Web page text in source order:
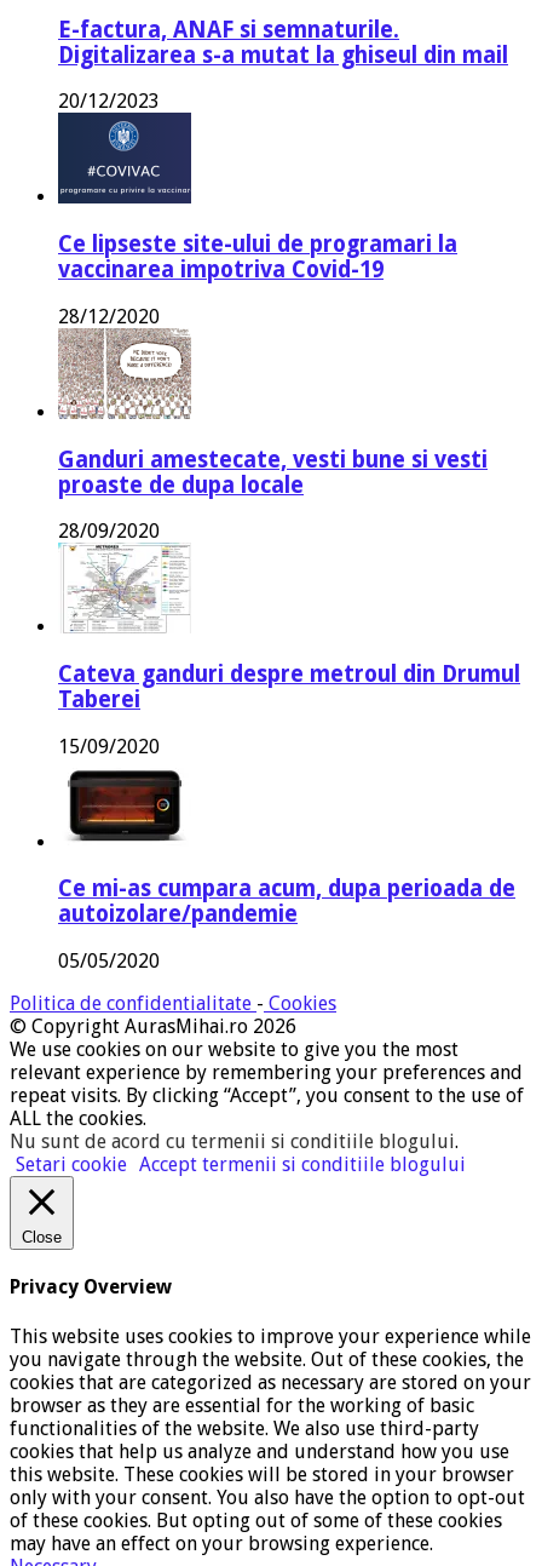
E-factura, ANAF si semnaturile.
Digitalizarea s-a mutat la ghiseul din mail
20/12/2023
Ce lipseste site-ului de programari la
vaccinarea impotriva Covid-19
28/12/2020
Ganduri amestecate, vesti bune si vesti
proaste de dupa locale
28/09/2020
Cateva ganduri despre metroul din Drumul
Taberei
15/09/2020
Ce mi-as cumpara acum, dupa perioada de
autoizolare/pandemie
05/05/2020
Politica de confidentialitate - Cookies
© Copyright AurasMihai.ro 2026
We use cookies on our website to give you the most
relevant experience by remembering your preferences and
repeat visits. By clicking “Accept”, you consent to the use of
ALL the cookies.
Nu sunt de acord cu termenii si conditiile blogului.
Setari cookie Accept termenii si conditiile blogului
Close
Privacy Overview
This website uses cookies to improve your experience while
you navigate through the website. Out of these cookies, the
cookies that are categorized as necessary are stored on your
browser as they are essential for the working of basic
functionalities of the website. We also use third-party
cookies that help us analyze and understand how you use
this website. These cookies will be stored in your browser
only with your consent. You also have the option to opt-out
of these cookies. But opting out of some of these cookies
may have an effect on your browsing experience.